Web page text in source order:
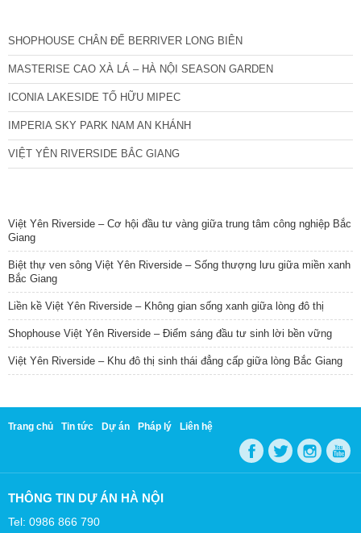
SHOPHOUSE CHÂN ĐẾ BERRIVER LONG BIÊN
MASTERISE CAO XÀ LÁ – HÀ NỘI SEASON GARDEN
ICONIA LAKESIDE TỐ HỮU MIPEC
IMPERIA SKY PARK NAM AN KHÁNH
VIỆT YÊN RIVERSIDE BẮC GIANG
Việt Yên Riverside – Cơ hội đầu tư vàng giữa trung tâm công nghiệp Bắc
Giang
Biệt thự ven sông Việt Yên Riverside – Sống thượng lưu giữa miền xanh
Bắc Giang
Liền kề Việt Yên Riverside – Không gian sống xanh giữa lòng đô thị
Shophouse Việt Yên Riverside – Điểm sáng đầu tư sinh lời bền vững
Việt Yên Riverside – Khu đô thị sinh thái đẳng cấp giữa lòng Bắc Giang
Trang chủ Tin tức Dự án Pháp lý Liên hệ
THÔNG TIN DỰ ÁN HÀ NỘI
Tel: 0986 866 790